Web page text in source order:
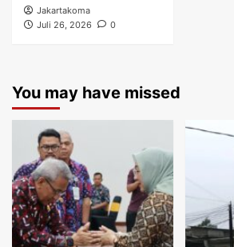
Jakartakoma
Juli 26, 2026
0
You may have missed